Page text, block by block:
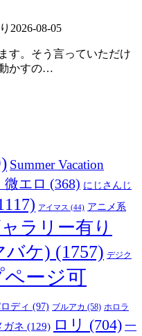
2026-08-05
す。そう言っていただけ
かすの…
Summer Vacation
微エロ (368) にじさんじ
アイマス (44) アニメ系
ラリー有り
バケ) (1757) デジク
ページ可
ディ (97) ブルアカ (58) ホロラ
ガネ (129) ロリ (704) 一